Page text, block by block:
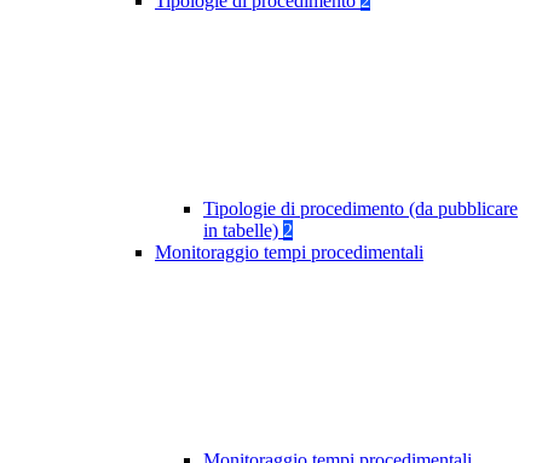
Tipologie di procedimento (da pubblicare
in tabelle) 2
Monitoraggio tempi procedimentali